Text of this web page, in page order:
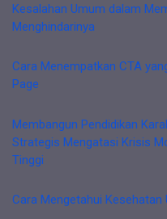
Kesalahan Umum dalam
Menghindarinya
Cara Menempatkan CTA
Page
Membangun Pendidikan
Strategis Mengatasi Krisis
Tinggi
Cara Mengetahui Kesehatan